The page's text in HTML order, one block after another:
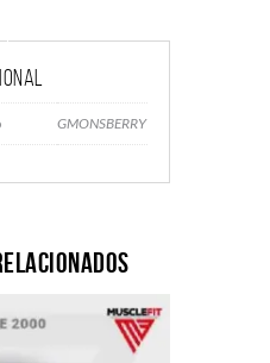
GMONSBERRY